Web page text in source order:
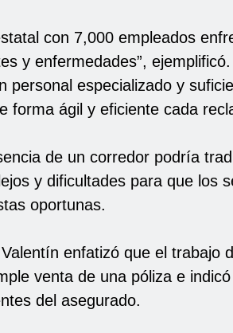
con 7,000 empleados
y enfermedades”,
personal especializado y
forma ágil y eficiente cada
de un corredor podría
y dificultades para que los
oportunas.
enfatizó que el trabajo
venta de una póliza e
del asegurado.